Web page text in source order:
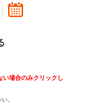
い場合のみクリックし
。